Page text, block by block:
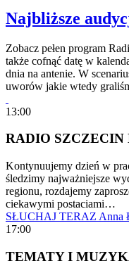
Najbliższe
Zobacz pełen program
także cofnąć datę w
dnia na antenie. W
uworów jakie wtedy
13:00
RADIO
Kontynuujemy dzień w
śledzimy najważniejsze
regionu, rozdajemy
ciekawymi postaciami…
SŁUCHAJ TERAZ Anna
17:00
TEMATY I